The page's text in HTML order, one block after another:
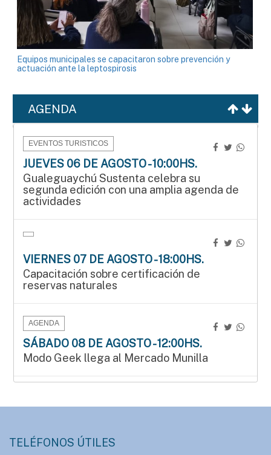
Equipos municipales se capacitaron sobre prevención y
actuación ante la leptospirosis
AGENDA
EVENTOS TURISTICOS
JUEVES 06 DE AGOSTO - 10:00HS.
Gualeguaychú Sustenta celebra su
segunda edición con una amplia agenda de
actividades
VIERNES 07 DE AGOSTO - 18:00HS.
Capacitación sobre certificación de
reservas naturales
AGENDA
SÁBADO 08 DE AGOSTO - 12:00HS.
Modo Geek llega al Mercado Munilla
TELÉFONOS ÚTILES